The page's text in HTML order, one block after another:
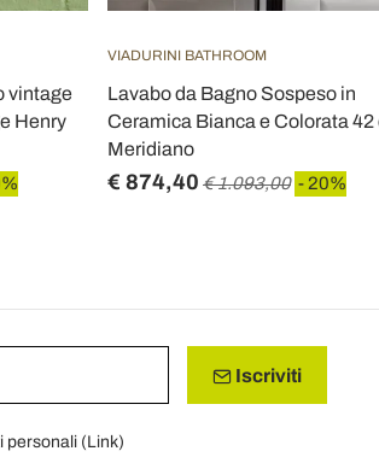
vintage
Henry
VIADURINI BATHROOM
Lavabo da Bagno Sospeso in
Ceramica Bianca e Colorata 42
Meridiano
€ 874,40 € 1.093,00 - 20%
Iscriviti
personali (Link)